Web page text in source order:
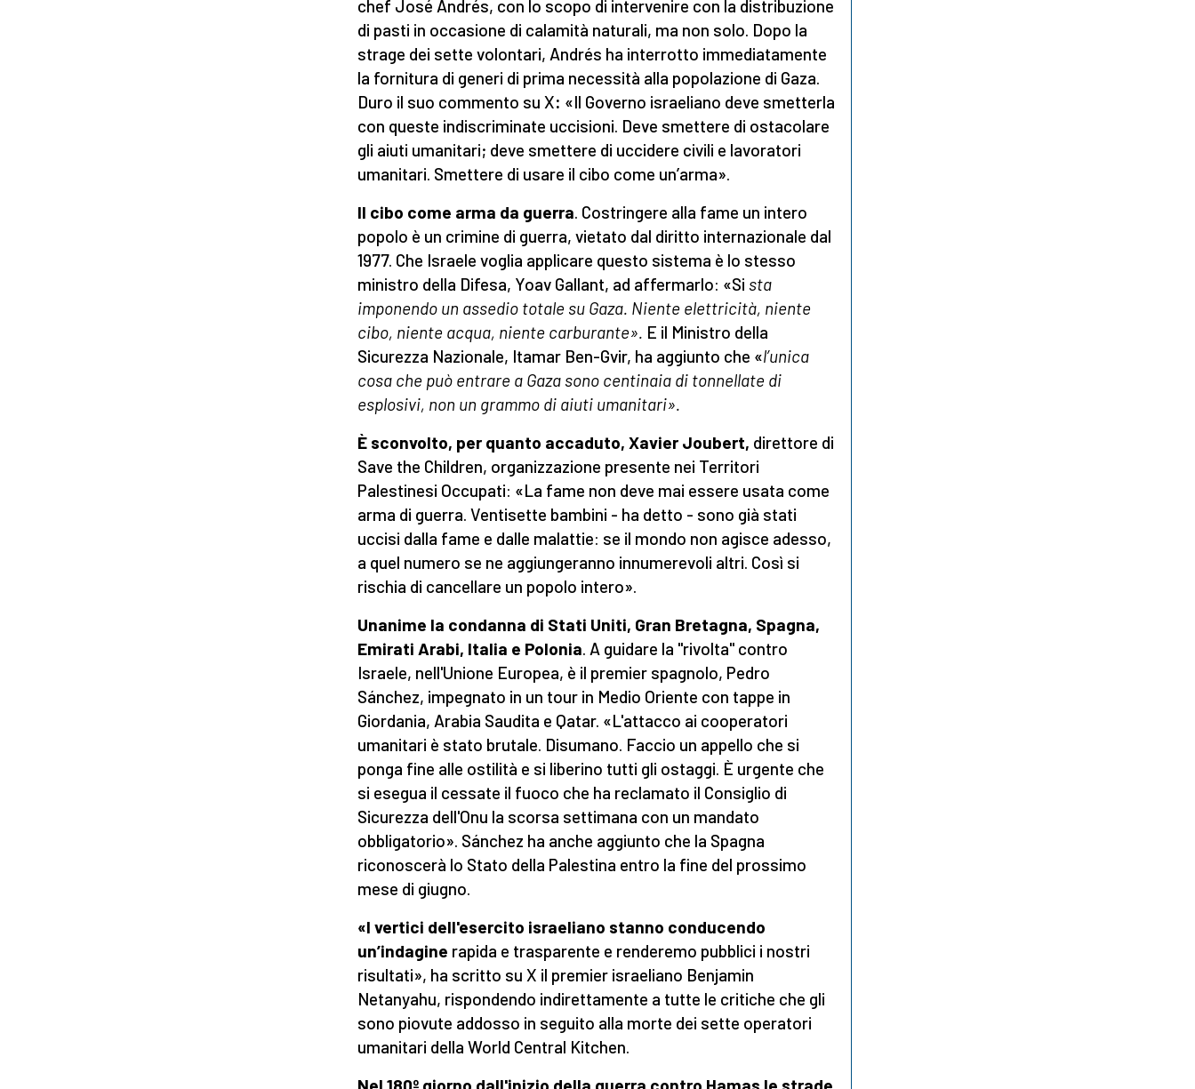
chef José Andrés, con lo scopo di intervenire con la distribuzione
di pasti in occasione di calamità naturali, ma non solo. Dopo la
strage dei sette volontari, Andrés ha interrotto immediatamente
la fornitura di generi di prima necessità alla popolazione di Gaza.
Duro il suo commento su X: «Il Governo israeliano deve smetterla
con queste indiscriminate uccisioni. Deve smettere di ostacolare
gli aiuti umanitari; deve smettere di uccidere civili e lavoratori
umanitari. Smettere di usare il cibo come un’arma».
Il cibo come arma da guerra. Costringere alla fame un intero
popolo è un crimine di guerra, vietato dal diritto internazionale dal
1977. Che Israele voglia applicare questo sistema è lo stesso
ministro della Difesa, Yoav Gallant, ad affermarlo: «Si sta
imponendo un assedio totale su Gaza. Niente elettricità, niente
cibo, niente acqua, niente carburante». E il Ministro della
Sicurezza Nazionale, Itamar Ben-Gvir, ha aggiunto che «l’unica
cosa che può entrare a Gaza sono centinaia di tonnellate di
esplosivi, non un grammo di aiuti umanitari».
È sconvolto, per quanto accaduto, Xavier Joubert, direttore di
Save the Children, organizzazione presente nei Territori
Palestinesi Occupati: «La fame non deve mai essere usata come
arma di guerra. Ventisette bambini - ha detto - sono già stati
uccisi dalla fame e dalle malattie: se il mondo non agisce adesso,
a quel numero se ne aggiungeranno innumerevoli altri. Così si
rischia di cancellare un popolo intero».
Unanime la condanna di Stati Uniti, Gran Bretagna, Spagna,
Emirati Arabi, Italia e Polonia. A guidare la "rivolta" contro
Israele, nell'Unione Europea, è il premier spagnolo, Pedro
Sánchez, impegnato in un tour in Medio Oriente con tappe in
Giordania, Arabia Saudita e Qatar. «L'attacco ai cooperatori
umanitari è stato brutale. Disumano. Faccio un appello che si
ponga fine alle ostilità e si liberino tutti gli ostaggi. È urgente che
si esegua il cessate il fuoco che ha reclamato il Consiglio di
Sicurezza dell'Onu la scorsa settimana con un mandato
obbligatorio». Sánchez ha anche aggiunto che la Spagna
riconoscerà lo Stato della Palestina entro la fine del prossimo
mese di giugno.
«I vertici dell'esercito israeliano stanno conducendo
un’indagine rapida e trasparente e renderemo pubblici i nostri
risultati», ha scritto su X il premier israeliano Benjamin
Netanyahu, rispondendo indirettamente a tutte le critiche che gli
sono piovute addosso in seguito alla morte dei sette operatori
umanitari della World Central Kitchen.